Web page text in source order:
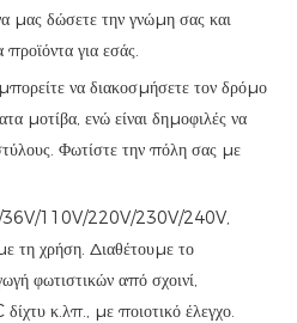
μας δώσετε την γνώμη σας και
για εσάς.
να διακοσμήσετε τον δρόμο
μοτίβα, ενώ είναι δημοφιλές να
Φωτίστε την πόλη σας με
36V/110V/220V/230V/240V,
τη χρήση. Διαθέτουμε το
φωτιστικών από σχοινί,
κ.λπ., με ποιοτικό έλεγχο.